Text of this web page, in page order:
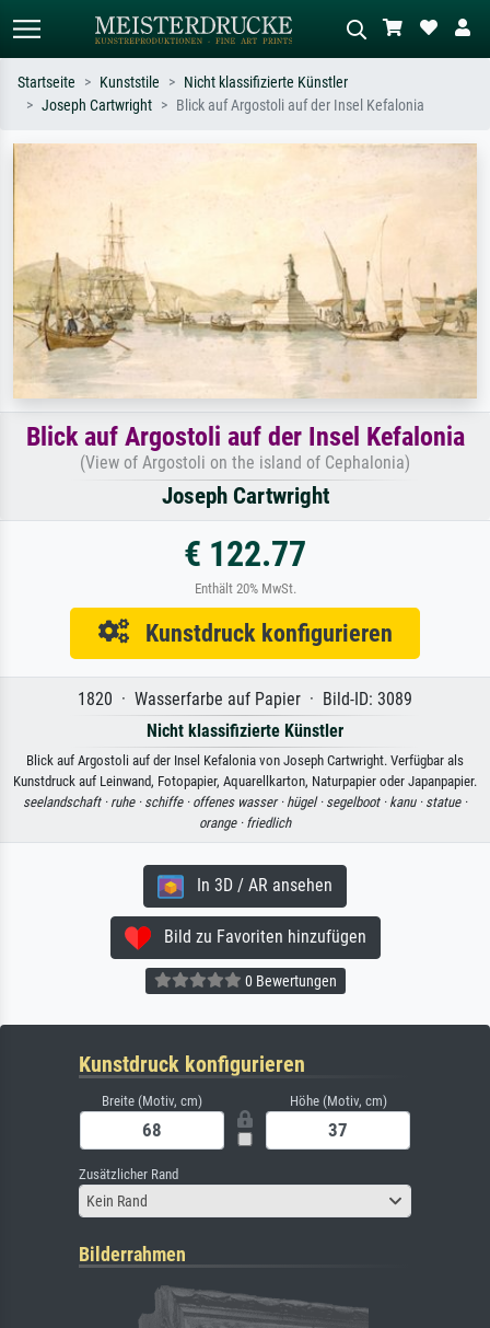
Sternennacht, Impressionismus, Welle
Hokusai, Akt.
Beschreiben Sie die Szene – z.B. Grüne
Startseite Kunststile
Nicht klassifizierte Künstler
Joseph Cartwright
Blick auf Argostoli auf der Insel Kefalonia
Blick auf Argostoli auf der Insel Kefalonia
(View of Argostoli on the island of Cephalonia)
Joseph Cartwright
€ 122.77
Enthält 20% MwSt.
Kunstdruck konfigurieren
1820 · Wasserfarbe auf Papier · Bild-ID: 3089
Nicht klassifizierte Künstler
Blick auf Argostoli auf der Insel Kefalonia von Joseph Cartwright. Verfügbar als
Kunstdruck auf Leinwand, Fotopapier, Aquarellkarton, Naturpapier oder Japanpapier.
seelandschaft · ruhe · schiffe · offenes wasser · hügel · segelboot · kanu · statue ·
orange · friedlich
In 3D / AR ansehen
Bild zu Favoriten hinzufügen
0 Bewertungen
Kunstdruck konfigurieren
Breite (Motiv, cm) Höhe (Motiv, cm)
Zusätzlicher Rand
Kein Rand
Bilderrahmen